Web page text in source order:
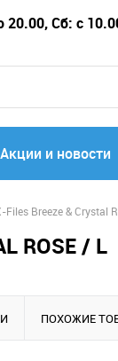
Сб: с
Акции и новости
Breeze & Crystal
ROSE / L
ПОХОЖИЕ